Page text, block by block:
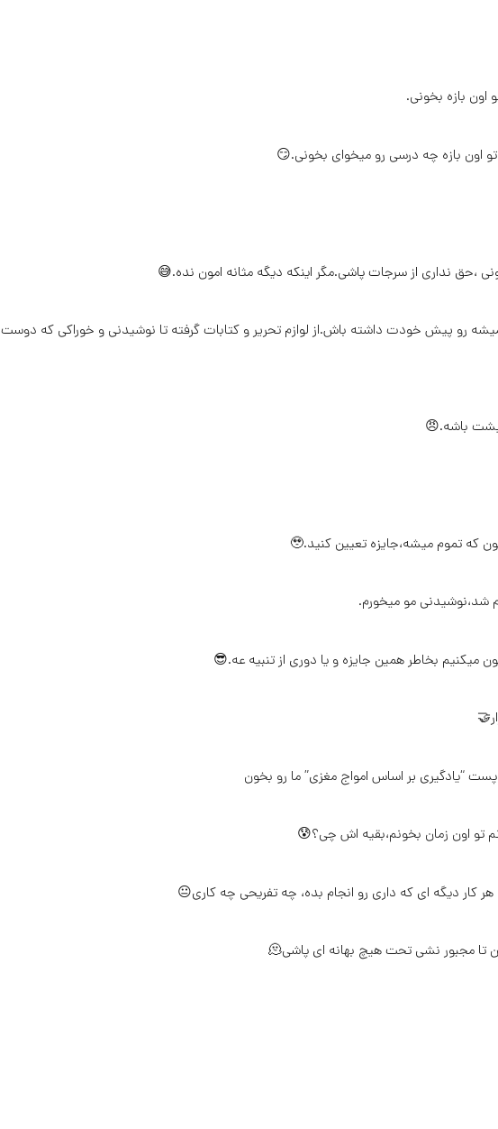
بازه بخونی.
بازه چه درسی رو میخوای بخونی.😏
،حق نداری از سرجات پاشی.مگر اینکه دیگه مثانه امون نده.😅
رو پیش خودت داشته باش.از لوازم تحریر و کتابات گرفته تا نوشیدنی و خوراکی که دوست
باشه.😠
مو میخورم.
میکنیم بخاطر همین جایزه و یا دوری از تنبیه عه.😎
پست “یادگیری بر اساس امواج مغزی” ما رو بخون
تو اون زمان بخونم،بقیه اش چی؟😰
هر کار دیگه ای که داری رو انجام بده، چه تفریحی چه کاری😐
مجبور نشی تحت هیچ بهانه ای پاشی🫠